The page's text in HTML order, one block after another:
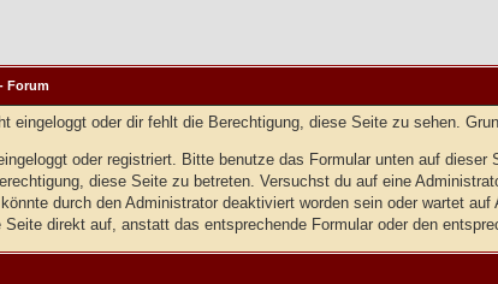
Forum
eingeloggt oder dir fehlt die Berechtigung, diese Seite zu sehen.
oder registriert. Bitte benutze das Formular unten auf dieser
diese Seite zu betreten. Versuchst du auf eine
durch den Administrator deaktiviert worden sein oder wartet auf
Seite direkt auf, anstatt das entsprechende Formular oder den